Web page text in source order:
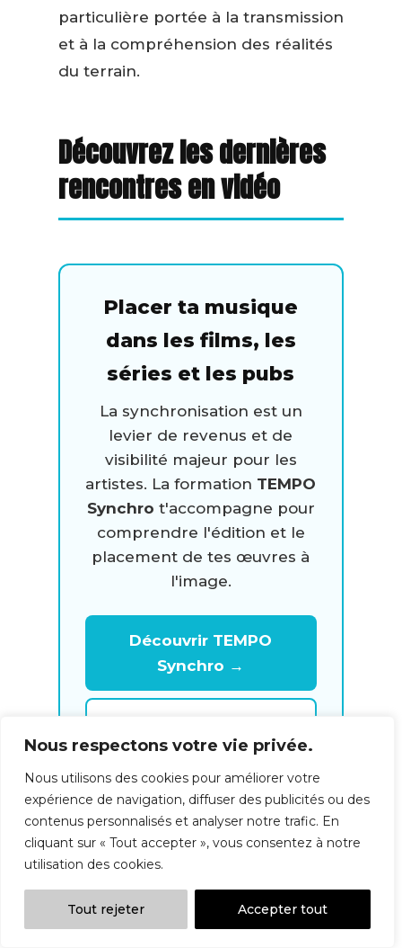
Nous respectons votre vie privée.
Nous utilisons des cookies pour améliorer votre
expérience de navigation, diffuser des publicités ou des
contenus personnalisés et analyser notre trafic. En
cliquant sur « Tout accepter », vous consentez à notre
utilisation des cookies.
Tout rejeter Accepter tout
particulière portée à la transmission
et à la compréhension des réalités
du terrain.
Découvrez les dernières
rencontres en vidéo
Placer ta musique
dans les films, les
séries et les pubs
La synchronisation est un
levier de revenus et de
visibilité majeur pour les
artistes. La formation TEMPO
Synchro t'accompagne pour
comprendre l'édition et le
placement de tes œuvres à
l'image.
Découvrir TEMPO
Synchro →
en 2h